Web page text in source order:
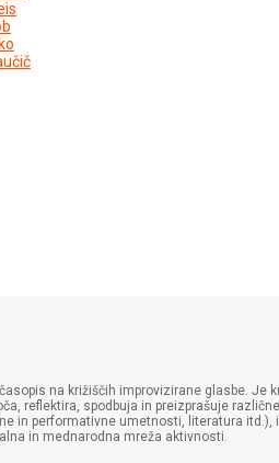
na križiščih improvizirane glasbe. Je
reflektira, spodbuja in preizprašuje
in performativne umetnosti, literatura
in mednarodna mreža aktivnosti.